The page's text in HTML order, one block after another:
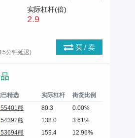
实际杠杆(倍)
2.9
分钟延迟)
买 / 卖
精选 实际杠杆
街货比例
55401熊 80.3
0.00%
54392熊 138.0
3.61%
53694熊 159.4
12.96%